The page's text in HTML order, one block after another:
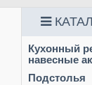
Кухонный
навесные
Подстолья